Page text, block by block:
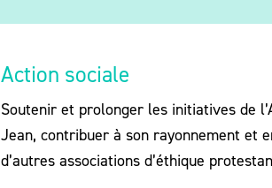
Action sociale
Soutenir et prolonger les initiatives de
Jean, contribuer à son rayonnement et
d’autres associations d’éthique